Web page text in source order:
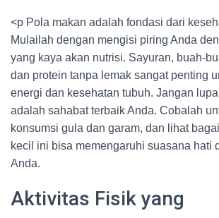
<p Pola makan adalah fondasi dari
Mulailah dengan mengisi piring Anda
yang kaya akan nutrisi. Sayuran, buah-
dan protein tanpa lemak sangat penting
energi dan kesehatan tubuh. Jangan
adalah sahabat terbaik Anda. Cobalah
konsumsi gula dan garam, dan lihat
kecil ini bisa memengaruhi suasana hati
Anda.
Aktivitas Fisik yang